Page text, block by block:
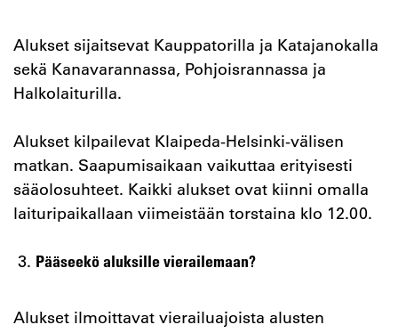
Alukset sijaitsevat Kauppatorilla ja Katajanokalla
sekä Kanavarannassa, Pohjoisrannassa ja
Halkolaiturilla.
Alukset kilpailevat Klaipeda-Helsinki-välisen
matkan. Saapumisaikaan vaikuttaa erityisesti
sääolosuhteet. Kaikki alukset ovat kiinni omalla
laituripaikallaan viimeistään torstaina klo 12.00.
Pääseekö aluksille vierailemaan?
Alukset ilmoittavat vierailuajoista alusten